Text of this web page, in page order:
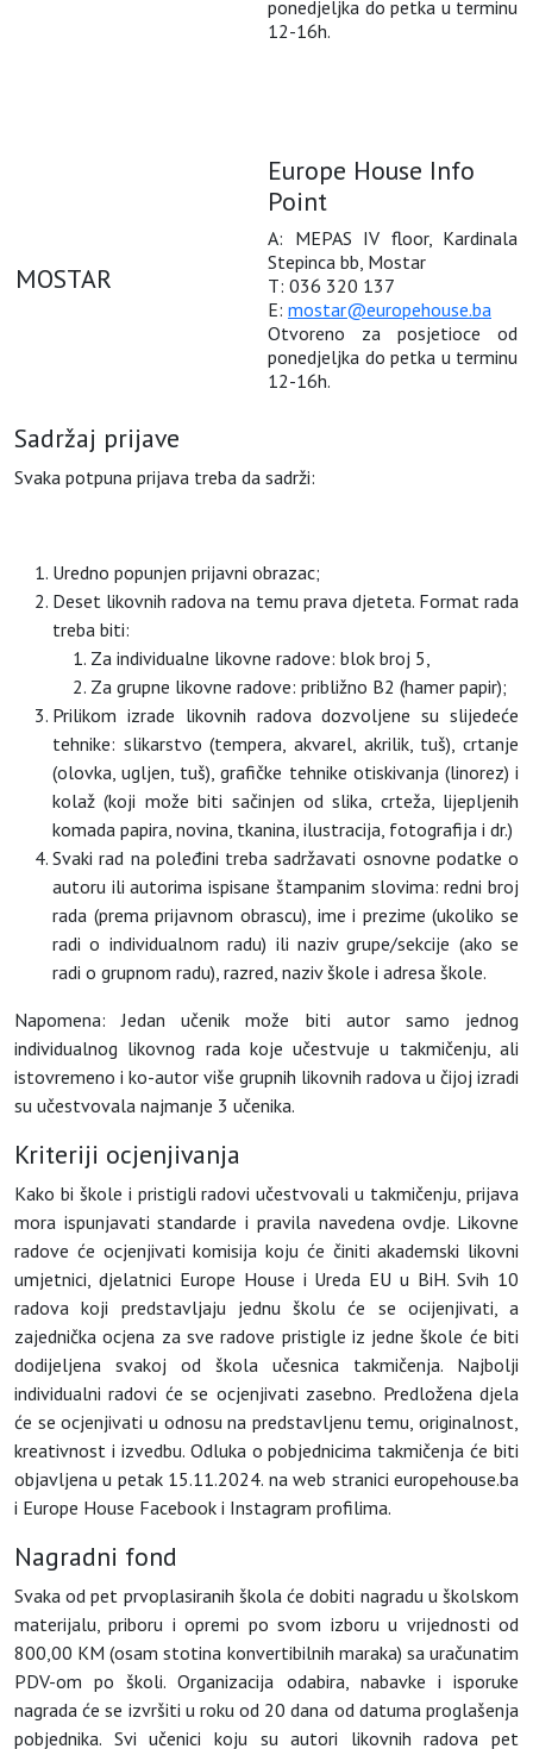
ponedjeljka do petka u terminu
12-16h.
MOSTAR
Europe House Info
Point
A: MEPAS IV floor, Kardinala
Stepinca bb, Mostar
T: 036 320 137
E: mostar@europehouse.ba
Otvoreno za posjetioce od
ponedjeljka do petka u terminu
12-16h.
Sadržaj prijave
Svaka potpuna prijava treba da sadrži:
Uredno popunjen prijavni obrazac;
Deset likovnih radova na temu prava djeteta. Format rada
treba biti:
Za individualne likovne radove: blok broj 5,
Za grupne likovne radove: približno B2 (hamer papir);
Prilikom izrade likovnih radova dozvoljene su slijedeće
tehnike: slikarstvo (tempera, akvarel, akrilik, tuš), crtanje
(olovka, ugljen, tuš), grafičke tehnike otiskivanja (linorez) i
kolaž (koji može biti sačinjen od slika, crteža, lijepljenih
komada papira, novina, tkanina, ilustracija, fotografija i dr.)
Svaki rad na poleđini treba sadržavati osnovne podatke o
autoru ili autorima ispisane štampanim slovima: redni broj
rada (prema prijavnom obrascu), ime i prezime (ukoliko se
radi o individualnom radu) ili naziv grupe/sekcije (ako se
radi o grupnom radu), razred, naziv škole i adresa škole.
Napomena: Jedan učenik može biti autor samo jednog
individualnog likovnog rada koje učestvuje u takmičenju, ali
istovremeno i ko-autor više grupnih likovnih radova u čijoj izradi
su učestvovala najmanje 3 učenika.
Kriteriji ocjenjivanja
Kako bi škole i pristigli radovi učestvovali u takmičenju, prijava
mora ispunjavati standarde i pravila navedena ovdje. Likovne
radove će ocjenjivati komisija koju će činiti akademski likovni
umjetnici, djelatnici Europe House i Ureda EU u BiH. Svih 10
radova koji predstavljaju jednu školu će se ocijenjivati, a
zajednička ocjena za sve radove pristigle iz jedne škole će biti
dodijeljena svakoj od škola učesnica takmičenja. Najbolji
individualni radovi će se ocjenjivati zasebno. Predložena djela
će se ocjenjivati u odnosu na predstavljenu temu, originalnost,
kreativnost i izvedbu. Odluka o pobjednicima takmičenja će biti
objavljena u petak 15.11.2024. na web stranici europehouse.ba
i Europe House Facebook i Instagram profilima.
Nagradni fond
Svaka od pet prvoplasiranih škola će dobiti nagradu u školskom
materijalu, priboru i opremi po svom izboru u vrijednosti od
800,00 KM (osam stotina konvertibilnih maraka) sa uračunatim
PDV-om po školi. Organizacija odabira, nabavke i isporuke
nagrada će se izvršiti u roku od 20 dana od datuma proglašenja
pobjednika. Svi učenici koju su autori likovnih radova pet